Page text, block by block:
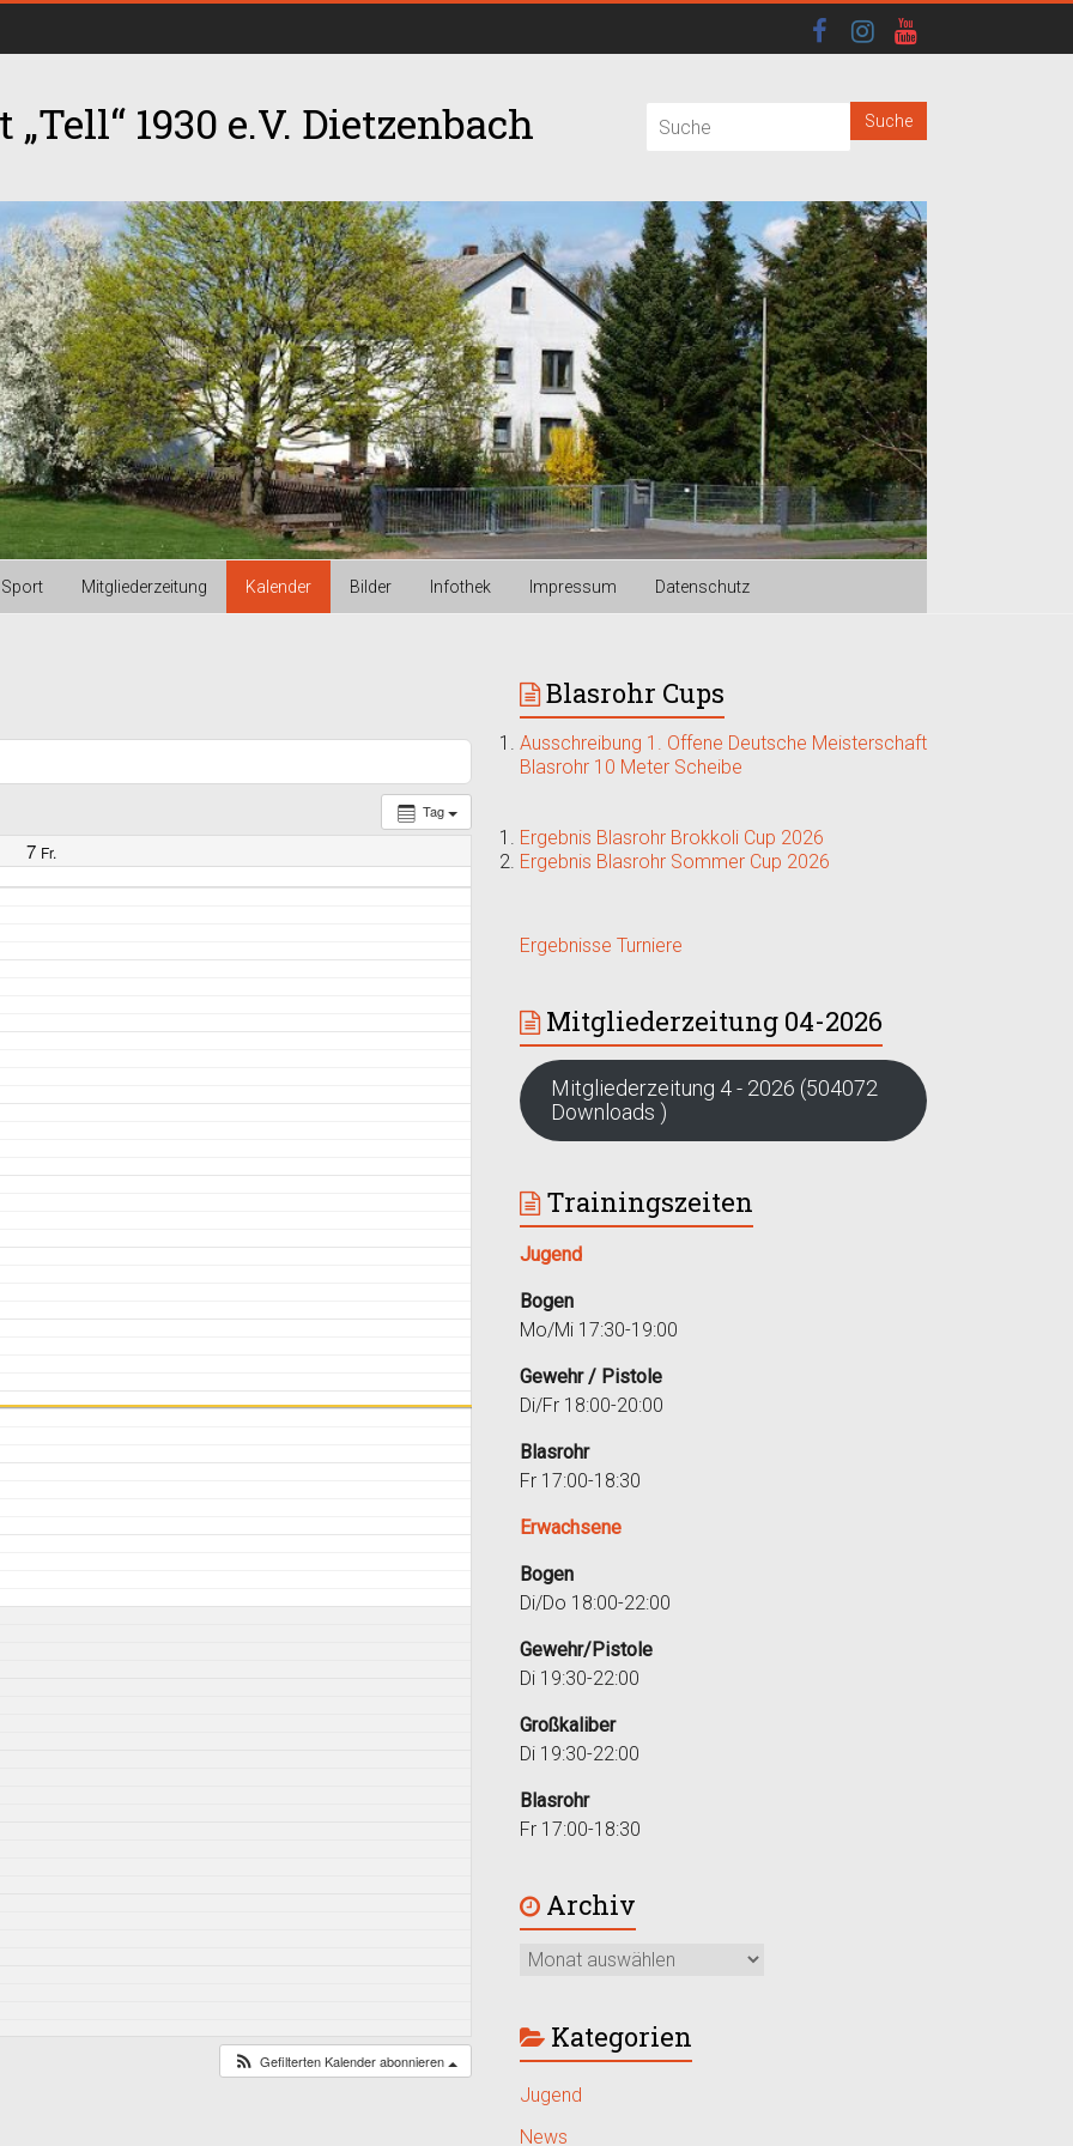
1930 e.V. Dietzenbach
Sport Mitgliederzeitung Kalender Bilder Infothek Impressum Datenschutz
Tag
7 Fr.
Gefilterten Kalender abonnieren
Blasrohr Cups
Ausschreibung 1. Offene Deutsche Meisterschaft
Blasrohr 10 Meter Scheibe
Ergebnis Blasrohr Brokkoli Cup 2026
Ergebnis Blasrohr Sommer Cup 2026
Ergebnisse Turniere
Mitgliederzeitung 04-2026
Mitgliederzeitung 4 - 2026 (504072
Downloads )
Trainingszeiten
Jugend
Bogen
Mo/Mi 17:30-19:00
Gewehr / Pistole
Di/Fr 18:00-20:00
Blasrohr
Fr 17:00-18:30
Erwachsene
Bogen
Di/Do 18:00-22:00
Gewehr/Pistole
Di 19:30-22:00
Großkaliber
Di 19:30-22:00
Blasrohr
Fr 17:00-18:30
Archiv
Kategorien
Jugend
News